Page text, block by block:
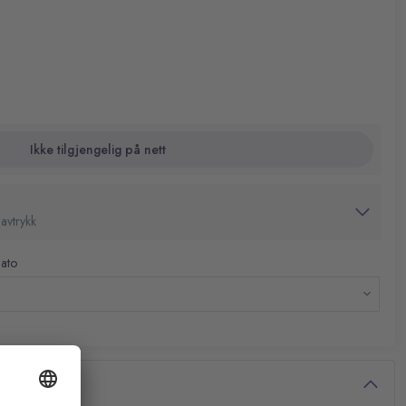
inneholder en praktisk penneholder for enkel
kork for pålitelig ytelse
for organisering
Ikke tilgjengelig på nett